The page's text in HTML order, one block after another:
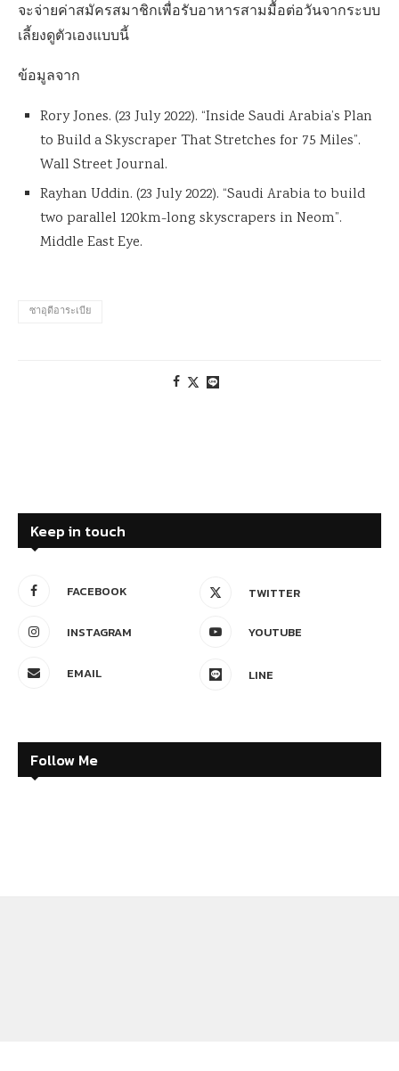
จะจ่ายค่าสมัครสมาชิกเพื่อรับอาหารสามมื้อต่อวันจากระบบ
เลี้ยงดูตัวเองแบบนี้
ข้อมูลจาก
Rory Jones. (23 July 2022). “Inside Saudi Arabia’s Plan
to Build a Skyscraper That Stretches for 75 Miles”.
Wall Street Journal.
Rayhan Uddin. (23 July 2022). “Saudi Arabia to build
two parallel 120km-long skyscrapers in Neom”.
Middle East Eye.
ซาอุดีอาระเบีย
Keep in touch
FACEBOOK TWITTER
INSTAGRAM YOUTUBE
EMAIL LINE
Follow Me